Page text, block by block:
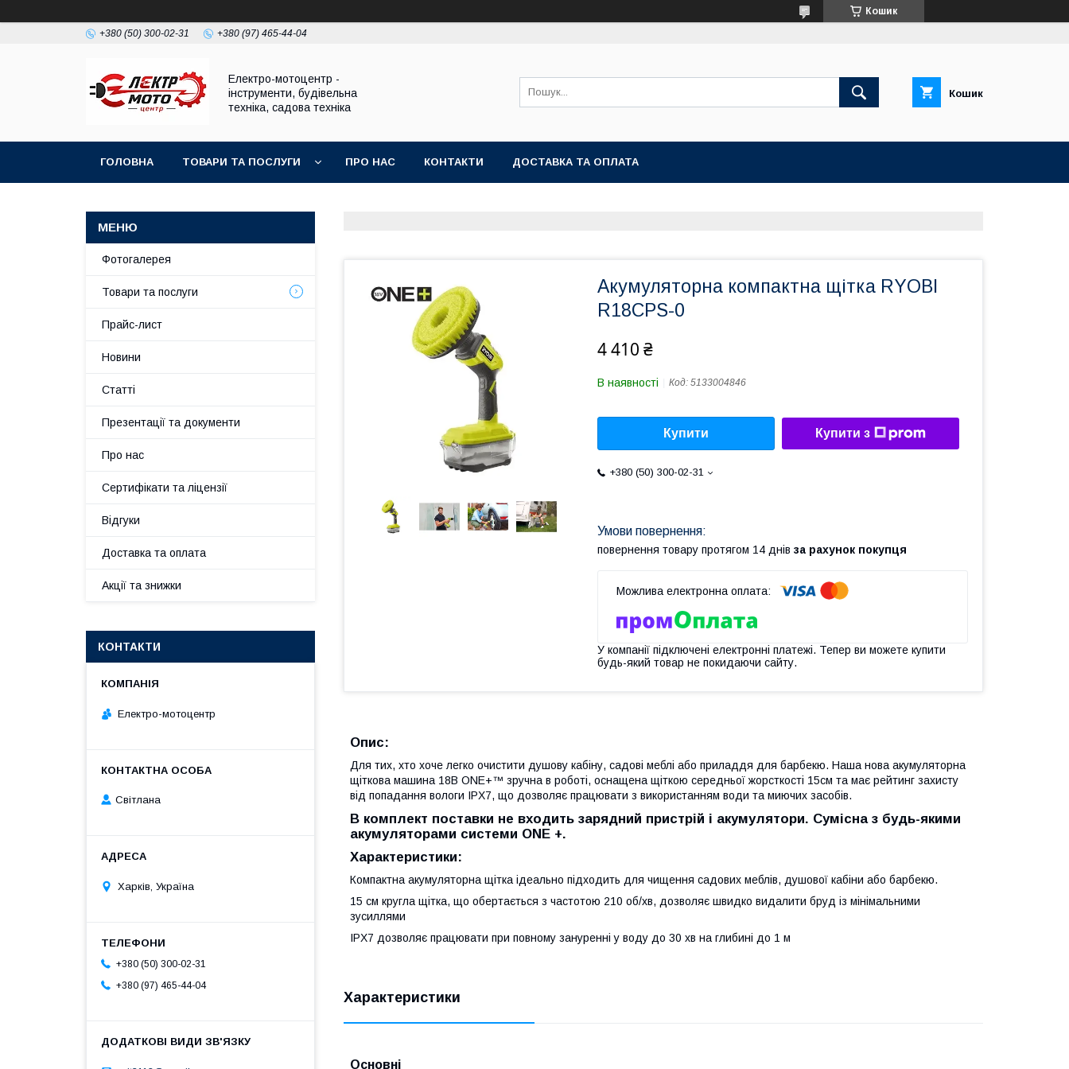
Кошик
+380 (50) 300-02-31 +380 (97) 465-44-04
Електро-мотоцентр -
інструменти, будівельна
техніка, садова техніка
Кошик
ГОЛОВНА ТОВАРИ ТА ПОСЛУГИ ПРО НАС КОНТАКТИ ДОСТАВКА ТА ОПЛАТА
Акумуляторна компактна щітка RYOBI
R18CPS-0
4 410 ₴
В наявності Код: 5133004846
Купити Купити з
+380 (50) 300-02-31
повернення товару протягом 14 днів за рахунок покупця
У компанії підключені електронні платежі. Тепер ви можете купити
будь-який товар не покидаючи сайту.
Опис:
Для тих, хто хоче легко очистити душову кабіну, садові меблі або приладдя для барбекю. Наша нова акумуляторна
щіткова машина 18В ONE+™ зручна в роботі, оснащена щіткою середньої жорсткості 15см та має рейтинг захисту
від попадання вологи IPX7, що дозволяє працювати з використанням води та миючих засобів.
В комплект поставки не входить зарядний пристрій і акумулятори. Сумісна з будь-якими
акумуляторами системи ONE +.
Характеристики:
Компактна акумуляторна щітка ідеально підходить для чищення садових меблів, душової кабіни або барбекю.
15 см кругла щітка, що обертається з частотою 210 об/хв, дозволяє швидко видалити бруд із мінімальними
зусиллями
IPX7 дозволяє працювати при повному зануренні у воду до 30 хв на глибині до 1 м
Характеристики
Основні
Фотогалерея
Товари та послуги
Прайс-лист
Новини
Статті
Презентації та документи
Про нас
Сертифікати та ліцензії
Відгуки
Доставка та оплата
Акції та знижки
КОНТАКТИ
Електро-мотоцентр
Світлана
Харків, Україна
+380 (50) 300-02-31
+380 (97) 465-44-04